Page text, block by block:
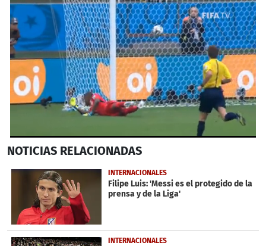
seconds
33
seconds
NOTICIAS RELACIONADAS
INTERNACIONALES
Filipe Luis: 'Messi es el protegido de la
prensa y de la Liga'
INTERNACIONALES